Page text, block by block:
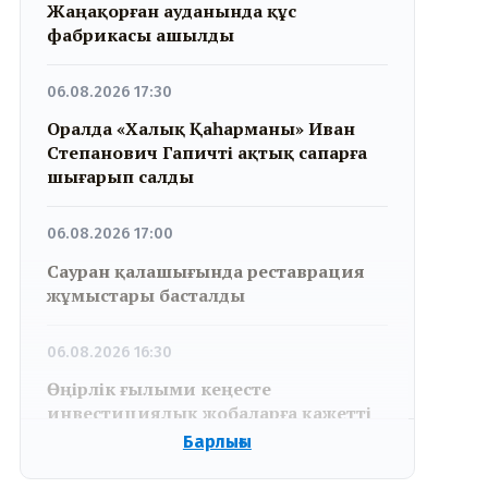
Жаңақорған ауданында құс
фабрикасы ашылды
06.08.2026 17:30
Оралда «Халық Қаһарманы» Иван
Степанович Гапичті ақтық сапарға
шығарып салды
06.08.2026 17:00
Сауран қалашығында реставрация
жұмыстары басталды
06.08.2026 16:30
Өңірлік ғылыми кеңесте
инвестициялық жобаларға қажетті
кадр даярлау мәселесі қаралды
Барлығы